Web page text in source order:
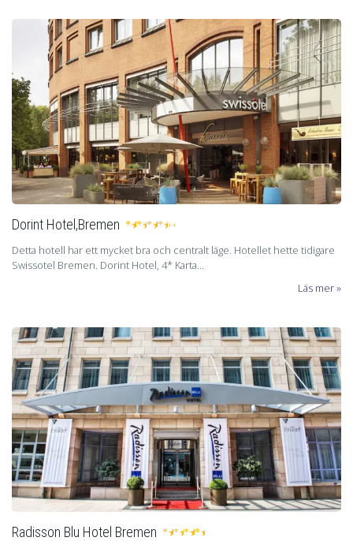
Dorint Hotel,Bremen ★★★★+
Detta hotell har ett mycket bra och centralt läge. Hotellet hette tidigare
Swissotel Bremen. Dorint Hotel, 4* Karta...
Läs mer
Radisson Blu Hotel Bremen ★★★★